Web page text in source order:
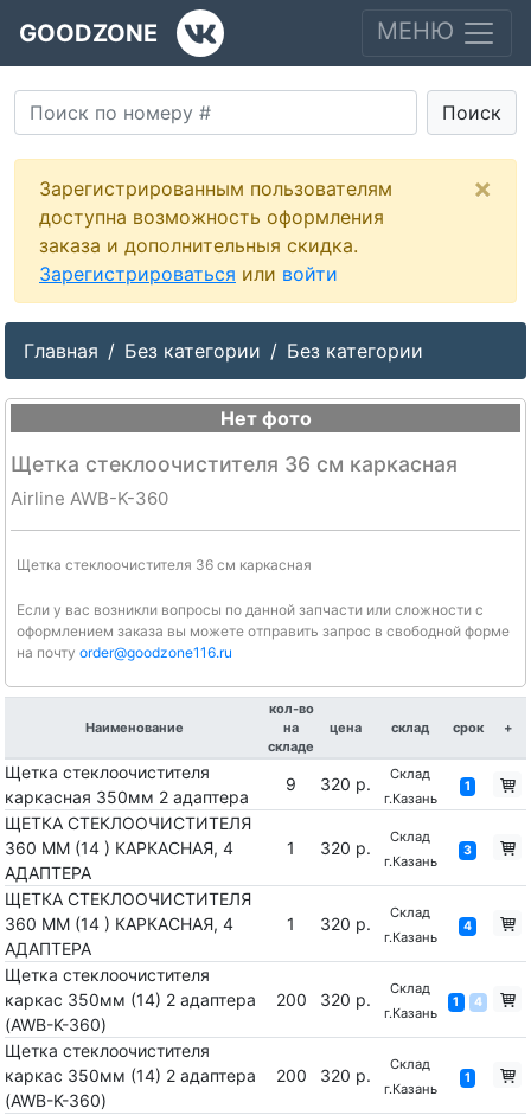
GOODZONE МЕНЮ
Поиск
Зарегистрированным пользователям
доступна возможность оформления
заказа и дополнительныя скидка.
Зарегистрироваться или войти
×
Главная Без категории Без категории
Нет фото
Щетка стеклоочистителя 36 см каркасная
Airline AWB-K-360
Щетка стеклоочистителя 36 см каркасная
Если у вас возникли вопросы по данной запчасти или сложности с
оформлением заказа вы можете отправить запрос в свободной форме
на почту order@goodzone116.ru
Наименование
кол-во
на
складе
цена склад срок +
Щетка стеклоочистителя
каркасная 350мм 2 адаптера
9 320 р.
Склад
г.Казань
1
ЩЕТКА СТЕКЛООЧИСТИТЕЛЯ
360 ММ (14 ) КАРКАСНАЯ, 4
АДАПТЕРА
1 320 р.
Склад
г.Казань
3
ЩЕТКА СТЕКЛООЧИСТИТЕЛЯ
360 ММ (14 ) КАРКАСНАЯ, 4
АДАПТЕРА
1 320 р.
Склад
г.Казань
4
Щетка стеклоочистителя
каркас 350мм (14) 2 адаптера
(AWB-K-360)
200 320 р.
Склад
г.Казань
1 4
Щетка стеклоочистителя
каркас 350мм (14) 2 адаптера
(AWB-K-360)
200 320 р.
Склад
г.Казань
1